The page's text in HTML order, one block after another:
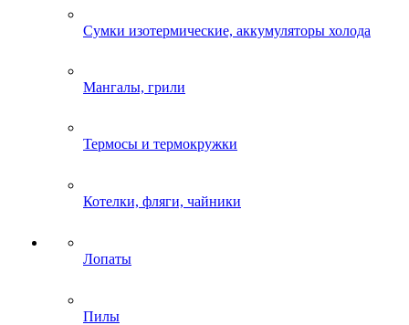
Сумки изотермические, аккумуляторы холода
Мангалы, грили
Термосы и термокружки
Котелки, фляги, чайники
Лопаты
Пилы